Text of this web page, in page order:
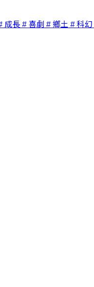
成長 # 喜劇 # 鄉土 # 科幻